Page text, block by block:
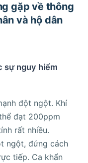
gặp về thông
và hộ dân
sự nguy hiểm
đột ngột. Khí
đạt 200ppm
rất nhiều.
ngột, đứng cách
tiếp. Ca khẩn